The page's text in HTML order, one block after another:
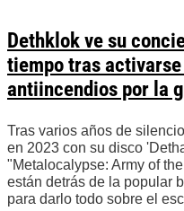
Dethklok ve su
tiempo tras
antiincendios por la
Tras varios años de
en 2023 con su disco
"Metalocalypse: Army of
están detrás de la popular
para darlo todo sobre el